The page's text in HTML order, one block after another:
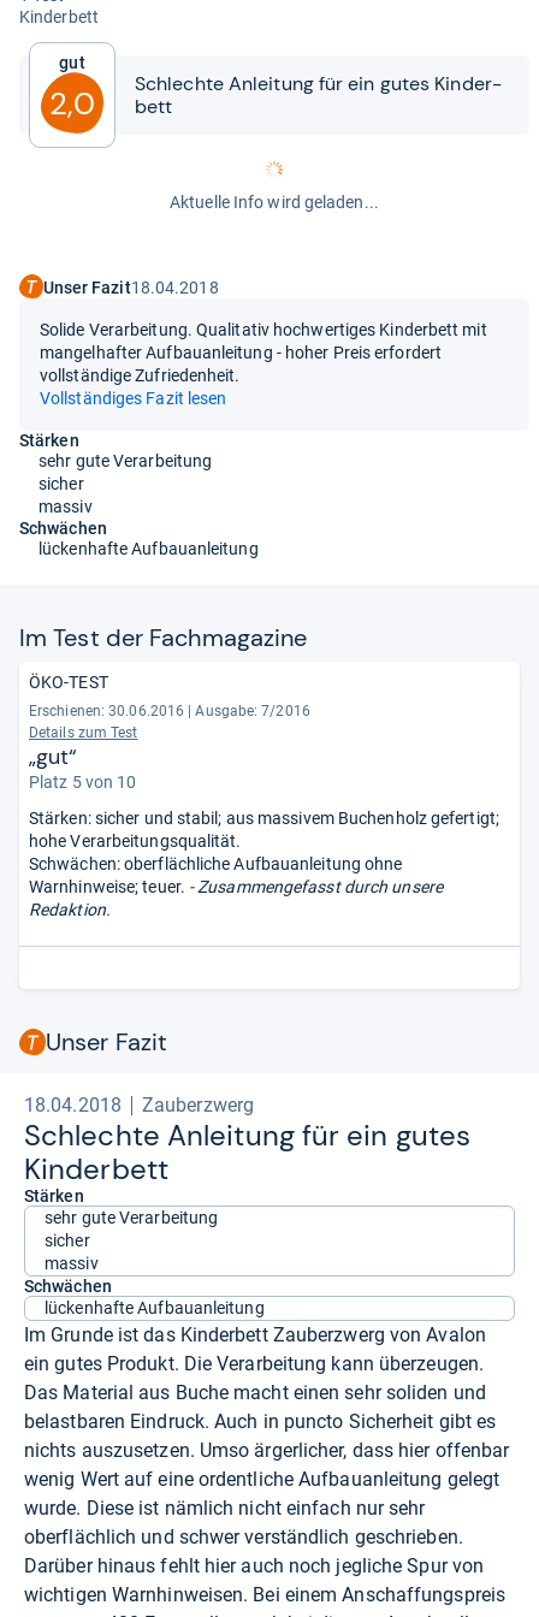
Kin­der­bett
Gut
2,0
Schlechte Anlei­tung für ein gutes Kin­der­
bett
Aktuelle Info wird geladen...
Unser Fazit18.04.2018
Solide Verarbeitung. Qualitativ hochwertiges Kinderbett mit
mangelhafter Aufbauanleitung - hoher Preis erfordert
vollständige Zufriedenheit.
Vollständiges Fazit lesen
Stärken
sehr gute Verarbeitung
sicher
massiv
Schwächen
lückenhafte Aufbauanleitung
Im Test der Fach­ma­ga­zine
ÖKO-TEST
Erschienen: 30.06.2016 | Ausgabe: 7/2016
Details zum Test
„gut“
Platz 5 von 10
Stärken: sicher und stabil; aus massivem Buchenholz gefertigt;
hohe Verarbeitungsqualität.
Schwächen: oberflächliche Aufbauanleitung ohne
Warnhinweise; teuer. - Zusammengefasst durch unsere
Redaktion.
Unser Fazit
18.04.2018 Zauberzwerg
Schlechte Anlei­tung für ein gutes
Kin­der­bett
Stärken
sehr gute Verarbeitung
sicher
massiv
Schwächen
lückenhafte Aufbauanleitung
Im Grunde ist das Kinderbett Zauberzwerg von Avalon
ein gutes Produkt. Die Verarbeitung kann überzeugen.
Das Material aus Buche macht einen sehr soliden und
belastbaren Eindruck. Auch in puncto Sicherheit gibt es
nichts auszusetzen. Umso ärgerlicher, dass hier offenbar
wenig Wert auf eine ordentliche Aufbauanleitung gelegt
wurde. Diese ist nämlich nicht einfach nur sehr
oberflächlich und schwer verständlich geschrieben.
Darüber hinaus fehlt hier auch noch jegliche Spur von
wichtigen Warnhinweisen. Bei einem Anschaffungspreis